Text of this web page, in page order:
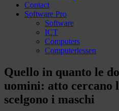
Contact
Software Pro
Software
ICT
Computers
Computerlessen
Quello in quanto le
uomini: atto cercano
scelgono i maschi